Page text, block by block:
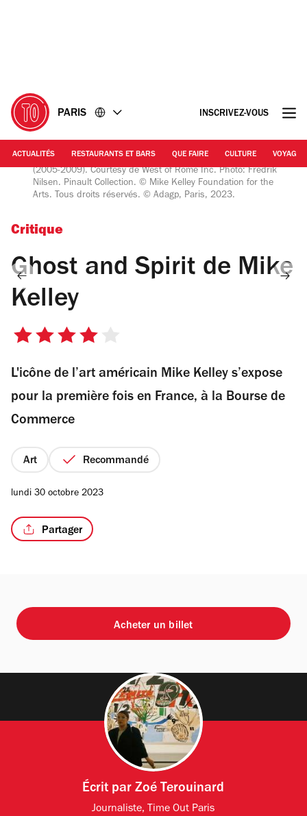
PARIS INSCRIVEZ-VOUS
ACTUALITÉS RESTAURANTS ET BARS QUE FAIRE CULTURE VOYAGE
Fredrik Nilsen | Mike Kelley, “Kandors Full Set (détail)"
(2005-2009). Courtesy de West of Rome Inc. Photo: Fredrik
Nilsen. Pinault Collection. © Mike Kelley Foundation for the
Arts. Tous droits réservés. © Adagp, Paris, 2023.
/2
Critique
Ghost and Spirit de Mike
Kelley
4
5
étoiles
L'icône de l’art américain Mike Kelley s’expose
pour la première fois en France, à la Bourse de
Commerce
Art Recommandé
lundi 30 octobre 2023
Partager
Acheter un billet
Écrit parZoé Terouinard
Journaliste, Time Out Paris